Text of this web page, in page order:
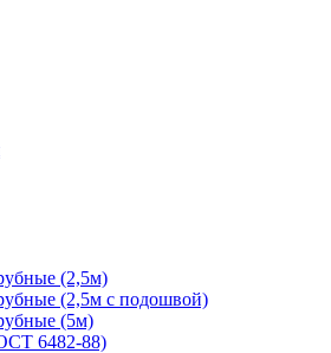
(2,5м)
(2,5м с подошвой)
(5м)
6482-88)